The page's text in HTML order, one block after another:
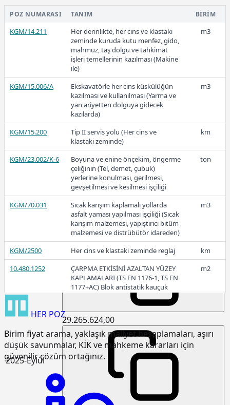
2025-Aralık
30.353.664,00
30.002.856,00
2025-Ekim
29.874.000,00
2025-Eylül
29.265.624,00
10.120.1226
Seyyar hava kompresörü (12
Adet
Paletli delgi makinası (160 HP)
Jet grouting ekipmanı ile delgi
makinası
POZ NUMARASI TANIM BIRIM
KGM/14.211
Her derinlikte, her cins ve klastaki
zeminde kuruda kutu menfez, gido,
mahmuz, taş dolgu ve tahkimat
işleri temellerinin kazılması (Makine
ile)
m3
KGM/15.006/A
Ekskavatörle her cins küskülüğün
kazılması ve kullanılması (Yarma ve
yan ariyetten dolguya gidecek
kazılarda)
m3
KGM/15.200
Tip II servis yolu (Her cins ve
klastaki zeminde)
km
KGM/23.002/K-6
Boyuna ve enine önçekim, öngerme
çeliğinin (Tel, demet, çubuk)
yerlerine konulması, gerilmesi,
gevşetilmesi ve kesilmesi işçiliği
ton
KGM/70.031
Sıcak karışım kaplamalı yollarda
asfalt yaması yapılması işçiliği (Sıcak
karışım malzemesi, yapıştırıcı bitüm
malzemesi ve distrübütör idareden)
m3
KGM/2500 Her cins ve klastaki zeminde reglaj
km
10.480.1252
ÇARPMA ETKİSİNİ AZALTAN YÜZEY
KAPLAMALARI (TS EN 1176-1, TS EN
1177+AC) Blok antistatik kauçuk
zemin kaplaması 3cm kalınlıkta
m2
15.120.1007
Makine ile patlayıcı madde
kullanmadan sert kaya kazılması
(Serbest kazı)
m3
15.120.1101
Makine ile her derinlik ve her
genişlikte yumuşak ve sert toprak
kazılması (Derin kazı)
genişlikte yumuşak ve sert
HER POZ
Birim fiyat arama, yaklaşık maliyet hesaplamaları, aşırı
düşük savunmalar, KİK ve mahkeme kararları için
güvenilir çözüm ortağınız.